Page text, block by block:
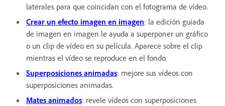
laterales para que coincidan con el fotograma de vídeo.
Crear un efecto imagen en imagen: la edición guiada
de imagen en imagen le ayuda a superponer un gráfico
o un clip de vídeo en su película. Aparece sobre el clip
mientras el vídeo se reproduce en el fondo.
Superposiciones animadas: mejore sus vídeos con
superposiciones animadas.
Mates animados: revele vídeos con superposiciones